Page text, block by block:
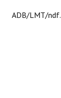
ADB/LMT/ndf.